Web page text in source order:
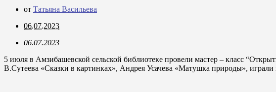
от Татьяна Васильева
06.07.2023
06.07.2023
5 июля в Амзибашевской сельской библиотеке провели мастер – класс
В.Сутеева «Сказки в картинках», Андрея Усачева «Матушка природы»,